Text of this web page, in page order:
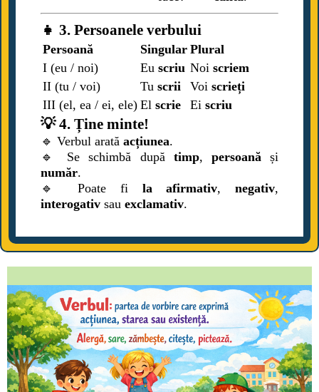
👧 3. Persoanele verbului
Persoană Singular Plural
I (eu / noi)
Eu scriu Noi scriem
II (tu / voi)
Tu scrii Voi scrieți
III (el, ea / ei, ele) El scrie Ei scriu
💡 4. Ține minte!
🔹 Verbul arată acțiunea.
🔹 Se schimbă după timp, persoanăși
număr.
🔹 Poate fi la afirmativ,negativ,
interogativ sau exclamativ.